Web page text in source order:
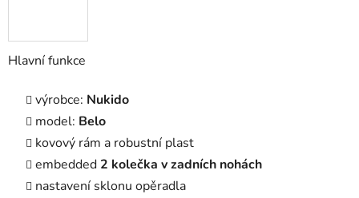
Hlavní funkce
výrobce: Nukido
model: Belo
kovový rám a robustní plast
embedded 2 kolečka v zadních nohách
nastavení sklonu opěradla